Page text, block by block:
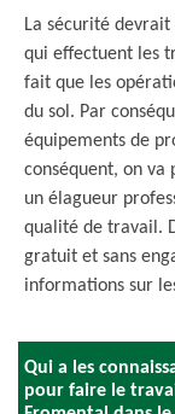
La sécurité
qui effectuent les
fait que les
du sol. Par
équipements de
conséquent, on va
un élagueur
qualité de travail.
gratuit et sans
informations sur
Qui a les
pour faire le